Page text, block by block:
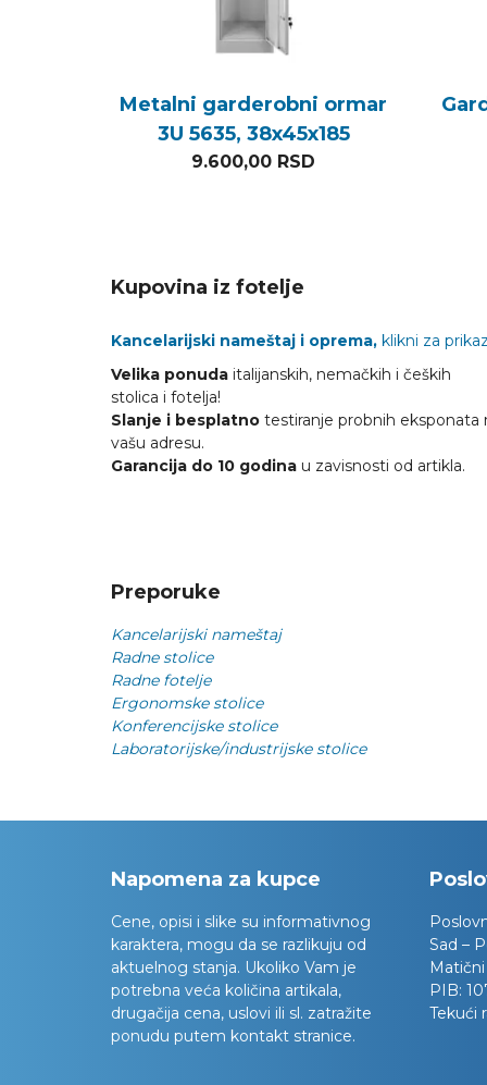
Metalni garderobni ormar
3U 5635, 38x45x185
9.600,00 RSD
Kupovina iz fotelje
Kancelarijski nameštaj i oprema, klikni za
Velika ponuda italijanskih, nemačkih i čeških
stolica i fotelja!
Slanje i besplatno testiranje probnih eksponata
vašu adresu.
Garancija do 10 godina u zavisnosti od artikla.
Preporuke
Kancelarijski nameštaj
Radne stolice
Radne fotelje
Ergonomske stolice
Konferencijske stolice
Laboratorijske/industrijske stolice
Napomena za kupce
Cene, opisi i slike su informativnog
karaktera, mogu da se razlikuju od
aktuelnog stanja. Ukoliko Vam je
potrebna veća količina artikala,
drugačija cena, uslovi ili sl. zatražite
ponudu putem kontakt stranice.
Sad –
PIB:
Tekući